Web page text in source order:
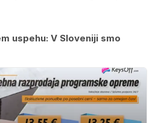
uspehu: V Sloveniji smo